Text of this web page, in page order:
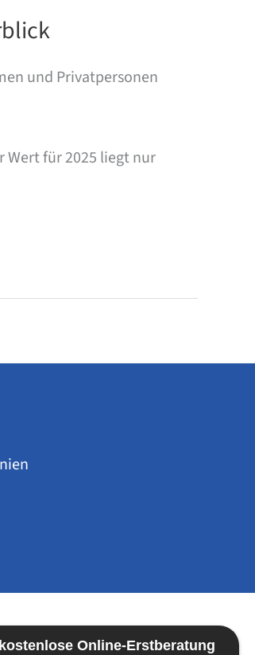
Online-Erstberatung
und Privatpersonen
Wert für 2025 liegt nur